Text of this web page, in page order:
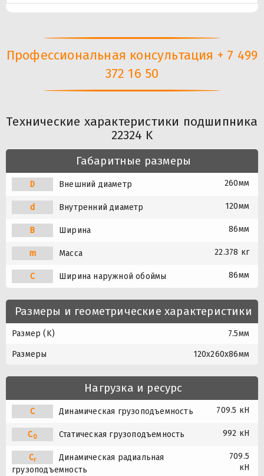
Профессиональная консультация + 7 499
372 16 50
Технические характеристики подшипника
22324 K
Габаритные размеры
D Внешний диаметр 260мм
d Внутренний диаметр 120мм
B Ширина 86мм
m Масса 22.378 кг
C Ширина наружной обоймы 86мм
Размеры и геометрические характеристики
Размер (K) 7.5мм
Размеры 120x260x86мм
Нагрузка и ресурс
C Динамическая грузоподъемность 709.5 кН
C0 Статическая грузоподъемность 992 кН
Cr
Динамическая радиальная
грузоподъемность
709.5
кН